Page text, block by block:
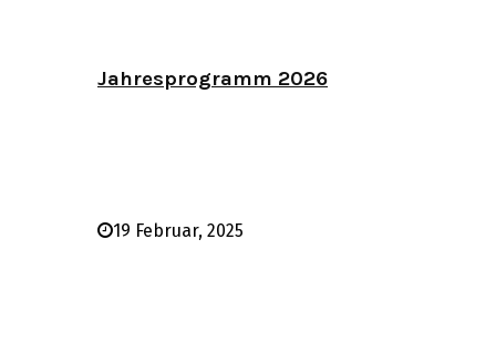
Jahresprogramm 2026
19 Februar, 2025